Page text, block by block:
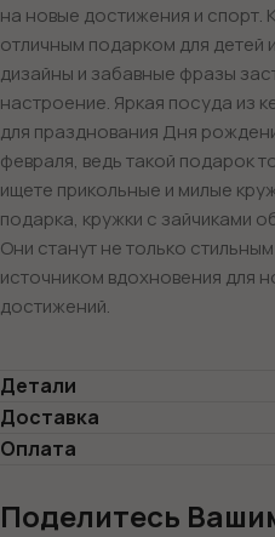
на новые достижения и спорт.
отличным подарком для детей
дизайны и забавные фразы
настроение. Яркая посуда из
для празднования Дня
февраля, ведь такой подарок
ищете прикольные и милые
подарка, кружки с зайчиками
Они станут не только
источником вдохновения для
достижений.
Детали
Доставка
Оплата
Поделитесь